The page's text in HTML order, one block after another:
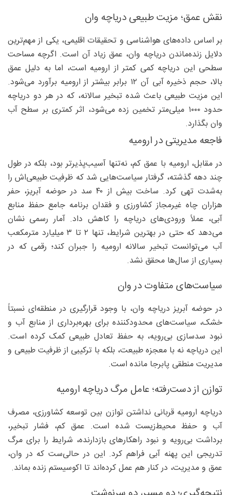
نقش عمق؛ مزیت طبیعی دریاچه وان
بر اساس داده‌های هواشناسی و تحقیقات اقلیمی، یکی از مهم‌ترین
دلایل زنده‌ماندن دریاچه وان، عمق زیاد آن است. اگرچه مساحت
سطحی این دریاچه کمی کمتر از ارومیه است، اما به دلیل عمق
بالا، حجم ذخیره آبی آن ۱۲ برابر بیشتر از ارومیه برآورد می‌شود.
این مزیت طبیعی باعث شده تبخیر سالانه، که در هر دو دریاچه
حدود ۱۰۰۰ میلی‌متر تخمین زده می‌شود، اثر کمتری بر سطح آب
وان بگذارد.
فاجعه مدیریتی در ارومیه
در مقابل، ارومیه با عمق کم، نه‌تنها آسیب‌پذیرتر بود، بلکه در طول
چند دهه گذشته، گرفتار سیاست‌هایی شد که ظرفیت طبیعی‌اش را
به‌شدت تهی کرد. ساخت بیش از ۴۰ سد در حوضه آبریز، حفر
هزاران چاه غیرمجاز کشاورزی و فقدان برنامه جامع حفظ منابع
آبی، عملاً ورودی‌های دریاچه را کاهش داد. آمار رسمی نشان
می‌دهد که حتی در بهترین شرایط، تنها ۲ تا ۳ میلیارد مترمکعب
آب می‌توانست تبخیر سالانه ارومیه را جبران کند؛ رقمی که در
بسیاری از سال‌ها محقق نشد.
سیاست‌های متفاوت در وان
در حوضه آبریز دریاچه وان، با وجود قرارگیری در منطقه‌ای نسبتاً
خشک، سیاست‌های محدودکننده برای بهره‌برداری از منابع آب و
نبود سدسازی بی‌رویه، به حفظ تعادل طبیعی کمک کرده است.
این دریاچه نه با معجزه طبیعت، بلکه با ترکیبی از ظرفیت طبیعی و
مدیریت منطقی پابرجا مانده است.
توازن از دست‌رفته؛ عامل مرگ دریاچه ارومیه
دریاچه ارومیه قربانی نداشتن توازن بین توسعه کشاورزی، مصرف
آب و حفظ محیط‌زیست شده است. عمق کم، فشار تبخیر،
برداشت بی‌رویه و نبود راهکارهای بازدارنده، شرایط را برای مرگ
تدریجی این پهنه آبی فراهم کرد. این در حالی‌ست که در وان،
عمق و مدیریت، در کنار هم عمل کرده‌اند تا اکوسیستم زنده بماند.